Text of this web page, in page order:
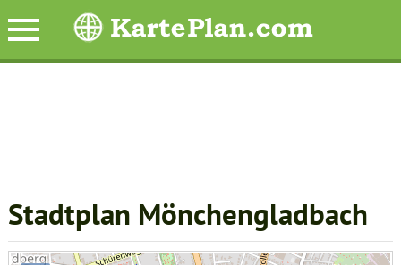
Stadtplan Mönchengladbach